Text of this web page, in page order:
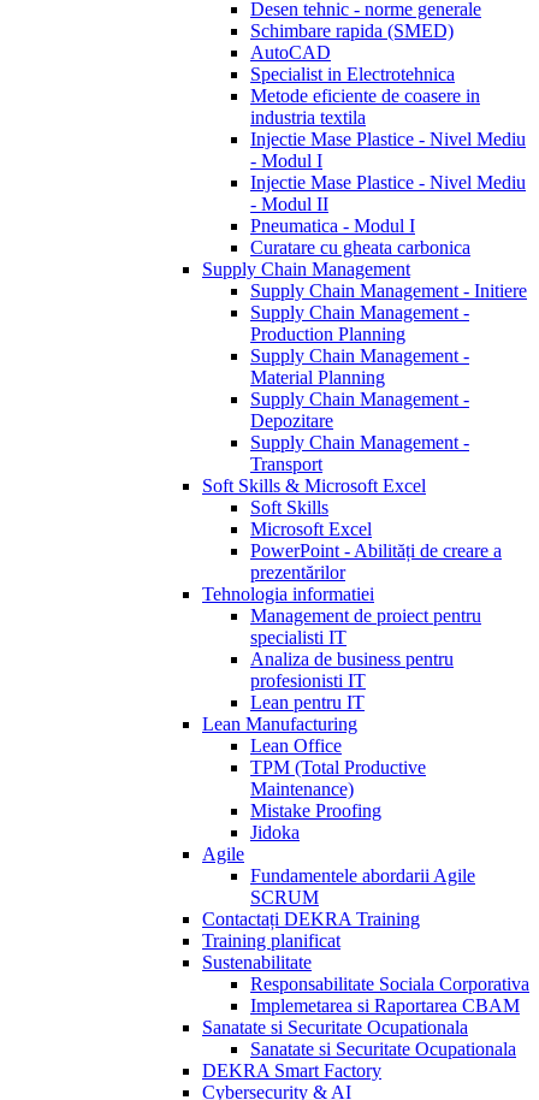
Desen tehnic - norme generale
Schimbare rapida (SMED)
AutoCAD
Specialist in Electrotehnica
Metode eficiente de coasere in
industria textila
Injectie Mase Plastice - Nivel Mediu
- Modul I
Injectie Mase Plastice - Nivel Mediu
- Modul II
Pneumatica - Modul I
Curatare cu gheata carbonica
Supply Chain Management
Supply Chain Management - Initiere
Supply Chain Management -
Production Planning
Supply Chain Management -
Material Planning
Supply Chain Management -
Depozitare
Supply Chain Management -
Transport
Soft Skills & Microsoft Excel
Soft Skills
Microsoft Excel
PowerPoint - Abilități de creare a
prezentărilor
Tehnologia informatiei
Management de proiect pentru
specialisti IT
Analiza de business pentru
profesionisti IT
Lean pentru IT
Lean Manufacturing
Lean Office
TPM (Total Productive
Maintenance)
Mistake Proofing
Jidoka
Agile
Fundamentele abordarii Agile
SCRUM
Contactați DEKRA Training
Training planificat
Sustenabilitate
Responsabilitate Sociala Corporativa
Implemetarea si Raportarea CBAM
Sanatate si Securitate Ocupationala
Sanatate si Securitate Ocupationala
DEKRA Smart Factory
Cybersecurity & AI